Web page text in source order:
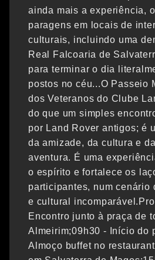
ainda mais a experiência,
paragens em locais de
culturais, incluindo uma
Real Falcoaria de
para terminar o dia
postos no céu...O Passeio
dos Veteranos do Clube
do que um simples
por Land Rover antigos; é
da amizade, da cultura e
aventura. É uma
o espírito e fortalece os
participantes, num cenário
e cultural
Encontro junto à praça de
Almeirim;09h30 - Início do
Almoço buffet no